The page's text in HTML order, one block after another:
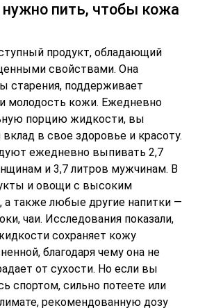
пить, чтобы кожа
продукт, обладающий
свойствами. Она
старения, поддерживает
и молодость кожи. Ежедневно
порцию жидкости, вы
в свое здоровье и красоту.
ежедневно выпивать 2,7
и 3,7 литров мужчинам. В
и овощи с высоким
также любые другие напитки —
чаи. Исследования показали,
сохраняет кожу
благодаря чему она не
от сухости. Но если вы
спортом, сильно потеете или
рекомендованную дозу